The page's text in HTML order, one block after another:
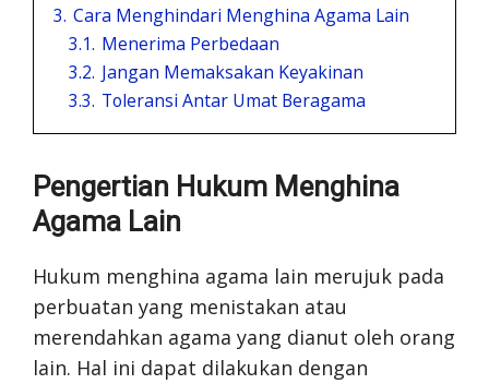
3. Cara Menghindari Menghina Agama Lain
3.1. Menerima Perbedaan
3.2. Jangan Memaksakan Keyakinan
3.3. Toleransi Antar Umat Beragama
Pengertian Hukum Menghina
Agama Lain
Hukum menghina agama lain merujuk pada
perbuatan yang menistakan atau
merendahkan agama yang dianut oleh orang
lain. Hal ini dapat dilakukan dengan